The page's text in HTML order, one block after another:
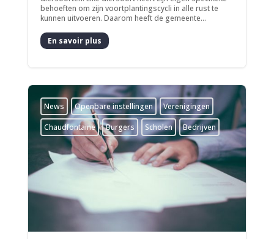
behoeften om zijn voortplantingscycli in alle rust te
kunnen uitvoeren. Daarom heeft de gemeente...
En savoir plus
News ­Openbare instellingen
­Verenigingen
Chaudfontaine
Burgers Scholen Bedrijven